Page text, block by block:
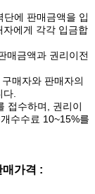
에 판매금액을 입
자에게 각각 입금합
매금액과 권리이전
매자와 판매자의
다.
접수하며, 권리이
수수료 10~15%를
가격 :